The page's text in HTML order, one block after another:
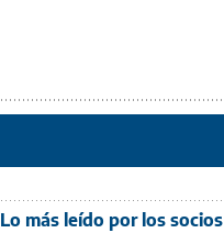
Lo más leído por los socios